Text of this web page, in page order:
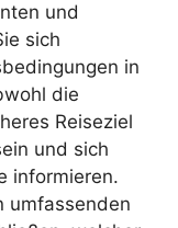
und
sich
in
die
Reiseziel
und sich
informieren.
umfassenden